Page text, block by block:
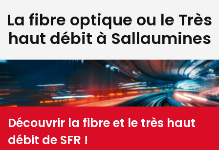
La fibre optique ou le Très
haut débit à Sallaumines
Découvrir la fibre et le très haut
débit de SFR !